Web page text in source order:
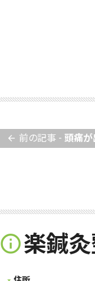
arrow_back 前の記事 - 頭痛が出
info_outline楽鍼